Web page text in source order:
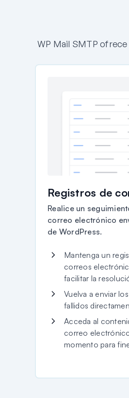
WP Mail SMTP
Registros de
Realice un
correo electrónico
de WordPress.
Mantenga un
correos
facilitar la
Vuelva a enviar
fallidos
Acceda al
correo
momento para